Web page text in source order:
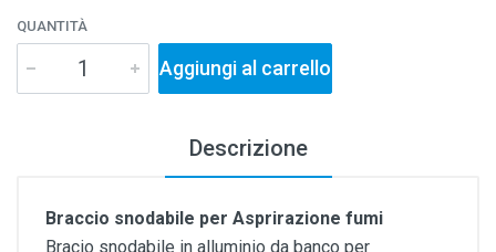
QUANTITÀ
Aggiungi al carrello
Descrizione
Braccio snodabile per Asprirazione fumi
Bracio snodabile in alluminio da banco per